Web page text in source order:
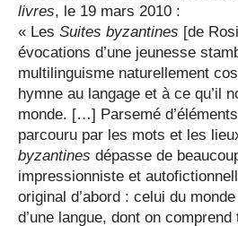
livres, le 19 mars 2010 :
« Les Suites byzantines [de
évocations d’une jeunesse
multilinguisme naturellement
hymne au langage et à ce qu’il
monde. […] Parsemé
parcouru par les mots et les
byzantines dépasse de
impressionniste et
original d’abord : celui du
d’une langue, dont on